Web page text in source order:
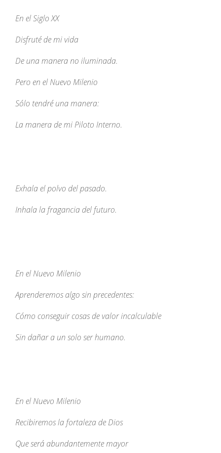
En el Siglo XX
Disfruté de mi vida
De una manera no iluminada.
Pero en el Nuevo Milenio
Sólo tendré una manera:
La manera de mi Piloto Interno.
Exhala el polvo del pasado.
Inhala la fragancia del futuro.
En el Nuevo Milenio
Aprenderemos algo sin precedentes:
Cómo conseguir cosas de valor incalculable
Sin dañar a un solo ser humano.
En el Nuevo Milenio
Recibiremos la fortaleza de Dios
Que será abundantemente mayor